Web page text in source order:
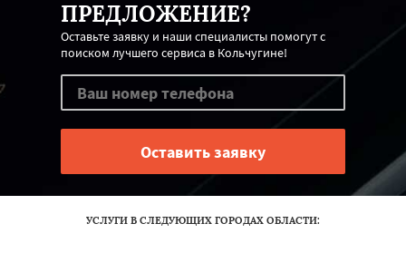
ПРЕДЛОЖЕНИЕ?
Оставьте заявку и наши специалисты помогут с
поиском лучшего сервиса в Кольчугине!
УСЛУГИ В СЛЕДУЮЩИХ ГОРОДАХ ОБЛАСТИ: